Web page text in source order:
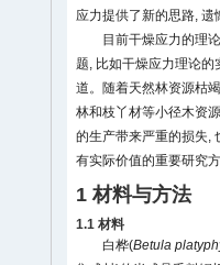
应力提供了新的思路, 遗
目前干燥应力的理
题, 比如干燥应力理论
道。随着天然林资源枯
林和枝丫材等小径木资
的生产带来严重的损失,
有实际价值的重要研究方
1 材料与方法
1.1 材料
白桦(Betula